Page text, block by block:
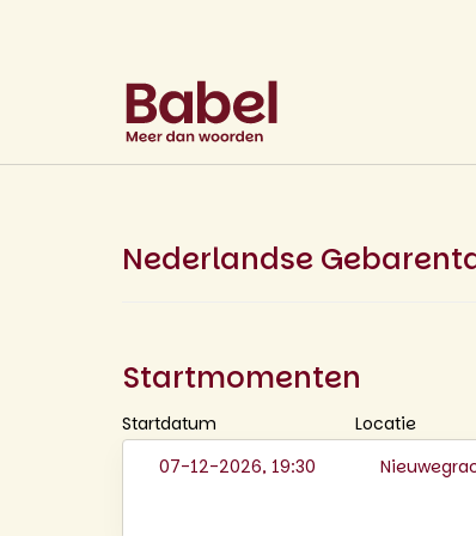
Nederlandse
Startmomenten
Startdatum Locatie
07-12-2026, 19:30